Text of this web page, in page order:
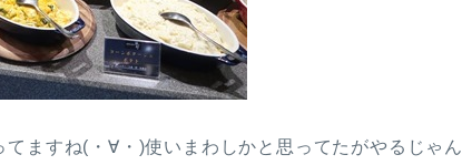
ますね(・∀・)使いまわしかと思ってたがやるじゃん